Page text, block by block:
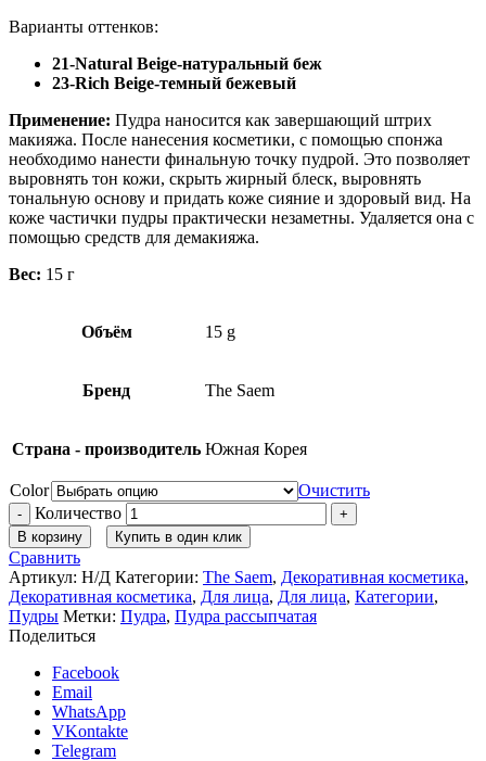
Варианты оттенков:
21-Natural Beige-натуральный беж
23-Rich Beige-темный бежевый
Применение: Пудра наносится как завершающий штрих
макияжа. После нанесения косметики, с помощью спонжа
необходимо нанести финальную точку пудрой. Это позволяет
выровнять тон кожи, скрыть жирный блеск, выровнять
тональную основу и придать коже сияние и здоровый вид. На
коже частички пудры практически незаметны. Удаляется она с
помощью средств для демакияжа.
Вес: 15 г
Объём 15 g
Бренд The Saem
Страна - производитель Южная Корея
Color
Очистить
Количество
В корзину Купить в один клик
Сравнить
Артикул: Н/Д Категории: The Saem, Декоративная косметика,
Декоративная косметика, Для лица, Для лица, Категории,
Пудры Метки: Пудра, Пудра рассыпчатая
Поделиться
Facebook
Email
WhatsApp
VKontakte
Telegram